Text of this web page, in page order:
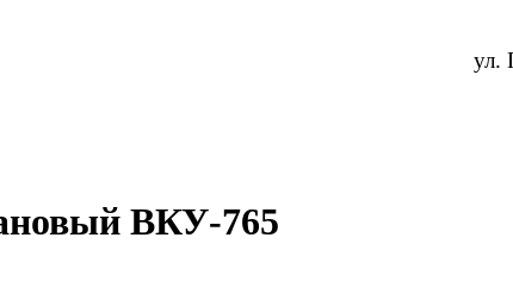
ул.
ВКУ-765